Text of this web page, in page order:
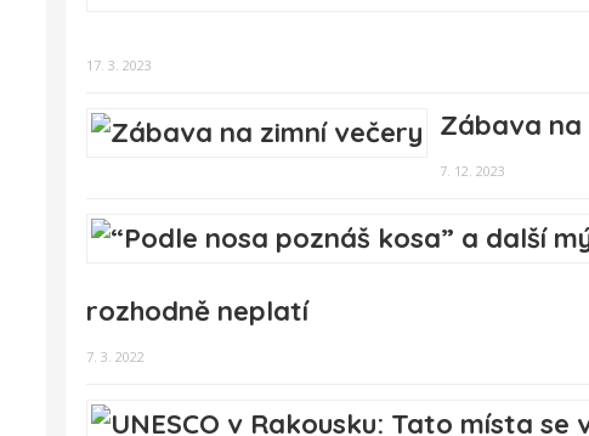
17. 3. 2023
Zábava na
7. 12. 2023
rozhodně neplatí
7. 3. 2022